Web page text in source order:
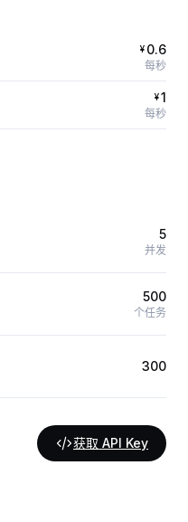
¥ 0.6
每秒
¥1
每秒
5
并发
500
个任务
300
获取 API Key